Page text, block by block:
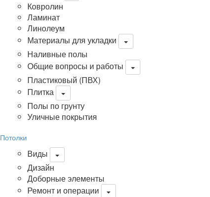
Ковролин
Ламинат
Линолеум
Материалы для укладки
Наливные полы
Общие вопросы и работы
Пластиковый (ПВХ)
Плитка
Полы по грунту
Уличные покрытия
Потолки
Виды
Дизайн
Доборные элементы
Ремонт и операции